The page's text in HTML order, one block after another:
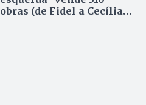
obras (de Fidel a Cecília